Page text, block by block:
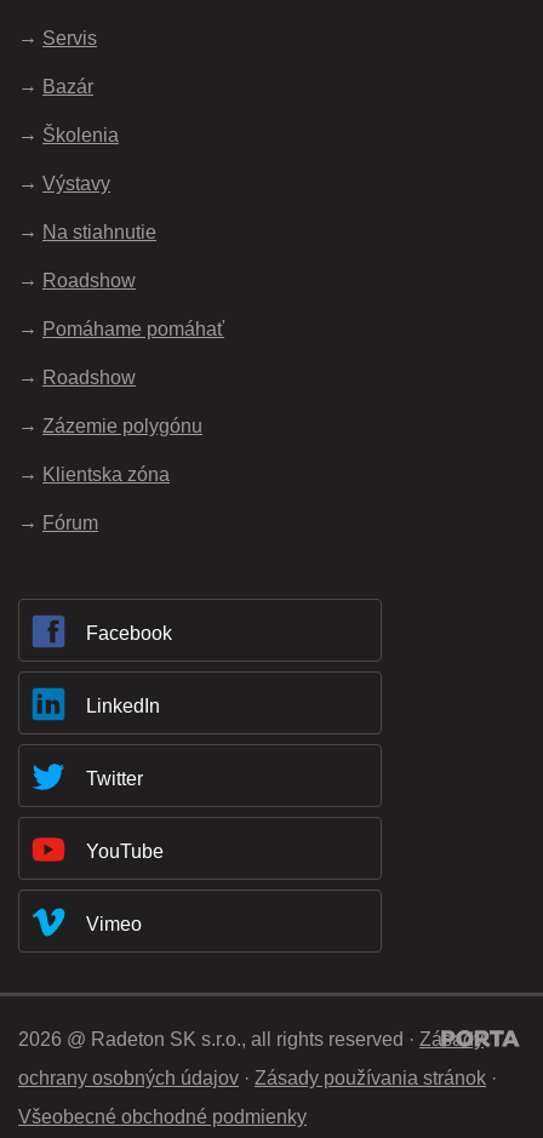
Servis
Bazár
Školenia
Výstavy
Na stiahnutie
Roadshow
Pomáhame pomáhať
Roadshow
Zázemie polygónu
Klientska zóna
Fórum
Facebook
LinkedIn
Twitter
YouTube
Vimeo
2026 @ Radeton SK s.r.o., all rights reserved · Zásady
ochrany osobných údajov · Zásady používania stránok ·
Všeobecné obchodné podmienky